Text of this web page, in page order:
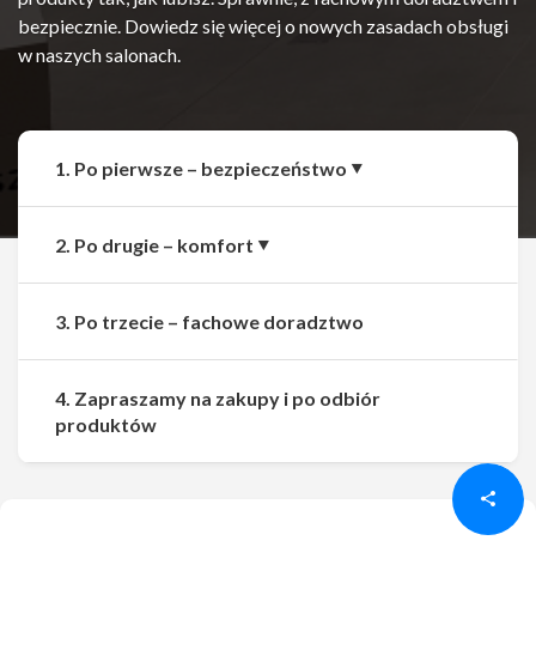
bezpiecznie. Dowiedz się więcej o nowych zasadach obsługi
w naszych salonach.
1. Po pierwsze – bezpieczeństwo
2. Po drugie – komfort
3. Po trzecie – fachowe doradztwo
4. Zapraszamy na zakupy i po odbiór
produktów